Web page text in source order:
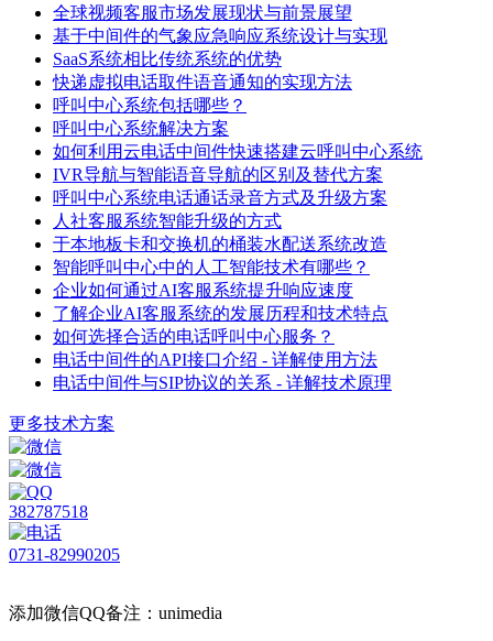
全球视频客服市场发展现状与前景展望
基于中间件的气象应急响应系统设计与实现
SaaS系统相比传统系统的优势
快递虚拟电话取件语音通知的实现方法
呼叫中心系统包括哪些？
呼叫中心系统解决方案
如何利用云电话中间件快速搭建云呼叫中心系统
IVR导航与智能语音导航的区别及替代方案
呼叫中心系统电话通话录音方式及升级方案
人社客服系统智能升级的方式
于本地板卡和交换机的桶装水配送系统改造
智能呼叫中心中的人工智能技术有哪些？
企业如何通过AI客服系统提升响应速度
了解企业AI客服系统的发展历程和技术特点
如何选择合适的电话呼叫中心服务？
电话中间件的API接口介绍 - 详解使用方法
电话中间件与SIP协议的关系 - 详解技术原理
更多技术方案
382787518
0731-82990205
添加微信QQ备注：unimedia